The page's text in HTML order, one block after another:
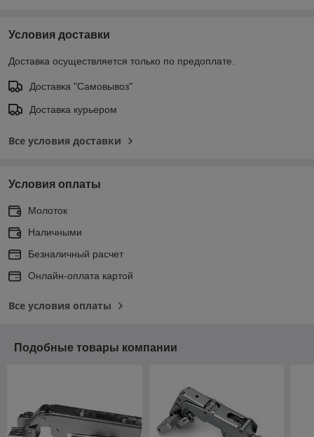
Условия доставки
Доставка осуществляется только по предоплате.
Доставка "Самовывоз"
Доставка курьером
Все условия доставки
Условия оплаты
Молоток
Наличными
Безналичный расчет
Онлайн-оплата картой
Все условия оплаты
Подобные товары компании